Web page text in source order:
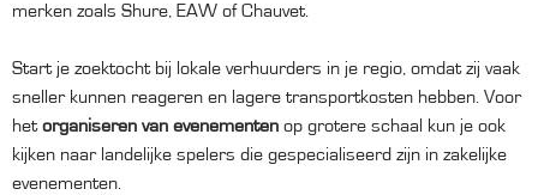
merken zoals Shure, EAW of Chauvet.
Start je zoektocht bij lokale verhuurders in je regio, omdat zij vaak
sneller kunnen reageren en lagere transportkosten hebben. Voor
hetorganiseren van evenementen op grotere schaal kun je ook
kijken naar landelijke spelers die gespecialiseerd zijn in zakelijke
evenementen.